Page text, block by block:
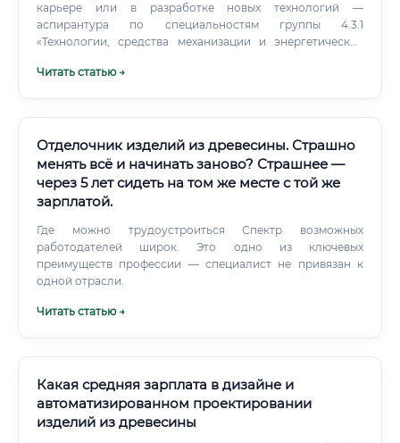
карьере или в разработке новых технологий —
аспирантура по специальностям группы 4.3.1
«Технологии, средства механизации и энергетическое
Это официальная номенклатура научных
Читать статью →
Отделочник изделий из древесины. Страшно
менять всё и начинать заново? Страшнее —
через 5 лет сидеть на том же месте с той же
зарплатой.
Где можно трудоустроиться Спектр возможных
работодателей широк. Это одно из ключевых
преимуществ профессии — специалист не привязан к
одной отрасли.
Читать статью →
Какая средняя зарплата в дизайне и
автоматизированном проектировании
изделий из древесины